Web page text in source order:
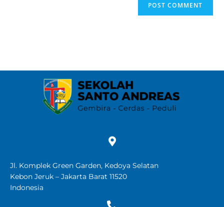
Jl. Komplek Green Garden, Kedoya Selatan
Kebon Jeruk – Jakarta Barat 11520
Indonesia